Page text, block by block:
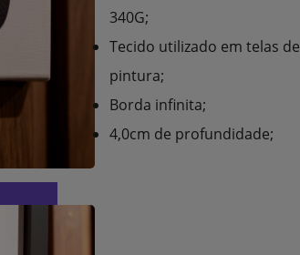
340G;
Tecido utilizado em telas de
pintura;
Borda infinita;
4,0cm de profundidade;